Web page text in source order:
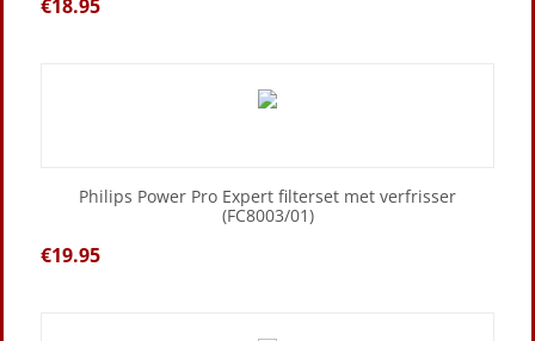
€18.95
Philips Power Pro Expert filterset met verfrisser
(FC8003/01)
€19.95